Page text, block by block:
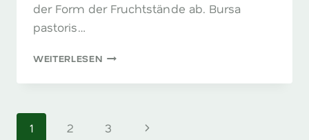
der Form der Fruchtstände ab. Bursa
pastoris…
WEITERLESENHIRTENTÄSCHEL
DER
Seitennavigation
1 2 3
Nächste